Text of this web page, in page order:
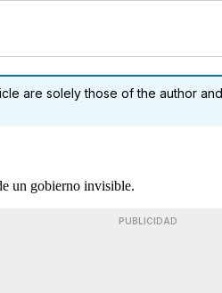
are solely those of the author
un gobierno invisible.
PUBLICIDAD